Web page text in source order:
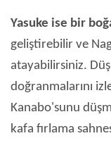
Yasuke ise bir
geliştirebilir ve
atayabilirsiniz.
doğranmalarını
Kanabo'sunu
kafa fırlama